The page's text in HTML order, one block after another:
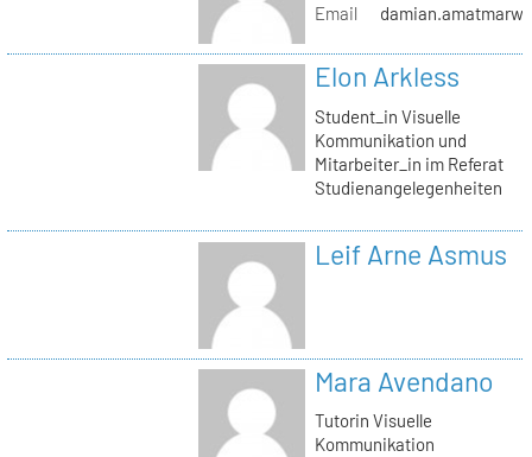
Email
Elon Arkless
Student_in Visuelle
Kommunikation und
Mitarbeiter_in im Referat
Studienangelegenheiten
Leif Arne Asmus
Mara Avendano
Tutorin Visuelle
Kommunikation